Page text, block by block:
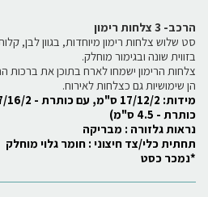
הרכב- 3 צלחות רימון
סט שלוש צלחות רימון מיוחדות, בגוון לבן,
בזווית שונה ובגימור מוחלק.
צלחות הרימון ישמחו לארח בתוכן את ברכות
הן שימושיות גם כצלחות לאירוח.
כותרת - 4.5 ס"מ)
נראות גלזורה : מבריקה
תחתית כלי/צד חיצוני : חומר גלוי מוחלק
*נמכר כסט